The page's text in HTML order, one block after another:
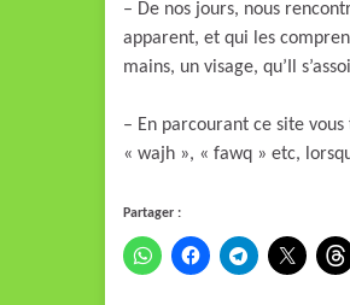
– De nos jours, nous
apparent, et qui les
mains, un visage, qu’Il
– En parcourant ce site
« wajh », « fawq » etc,
Partager :